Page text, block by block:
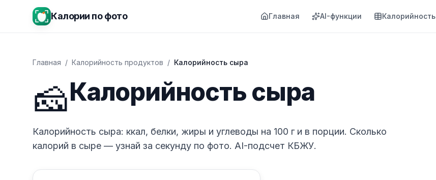
Калории по фото Главная AI-функции Калорийность
Главная / Калорийность продуктов / Калорийность сыра
🧀Калорийность сыра
Калорийность сыра: ккал, белки, жиры и углеводы на 100 г и в порции. Сколько
калорий в сыре — узнай за секунду по фото. AI-подсчет КБЖУ.